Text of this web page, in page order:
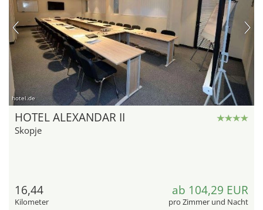
hotel.de
HOTEL ALEXANDAR II
Skopje
16,44
Kilometer
ab 104,29 EUR
pro Zimmer und Nacht